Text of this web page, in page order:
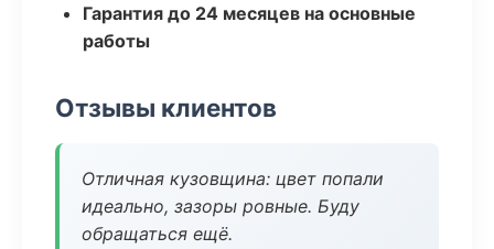
Гарантия до 24 месяцев на основные
работы
Отзывы клиентов
Отличная кузовщина: цвет попали
идеально, зазоры ровные. Буду
обращаться ещё.